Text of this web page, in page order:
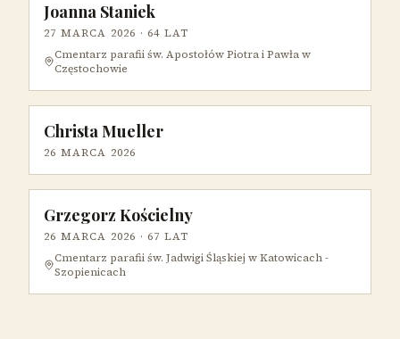
Joanna Staniek
27 MARCA 2026 · 64 LAT
Cmentarz parafii św. Apostołów Piotra i Pawła w
Częstochowie
Christa Mueller
26 MARCA 2026
Grzegorz Kościelny
26 MARCA 2026 · 67 LAT
Cmentarz parafii św. Jadwigi Śląskiej w Katowicach -
Szopienicach